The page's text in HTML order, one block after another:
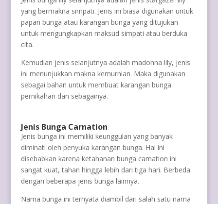
yang bermakna simpati. Jenis ini biasa digunakan untuk
papan bunga atau karangan bunga yang ditujukan
untuk mengungkapkan maksud simpati atau berduka
cita.
Kemudian jenis selanjutnya adalah madonna lily, jenis
ini menunjukkan makna kemurnian. Maka digunakan
sebagai bahan untuk membuat karangan bunga
pernikahan dan sebagainya.
Jenis Bunga Carnation
Jenis bunga ini memiliki keunggulan yang banyak
diminati oleh penyuka karangan bunga. Hal ini
disebabkan karena ketahanan bunga carnation ini
sangat kuat, tahan hingga lebih dari tiga hari. Berbeda
dengan beberapa jenis bunga lainnya.
Nama bunga ini ternyata diambil dari salah satu nama